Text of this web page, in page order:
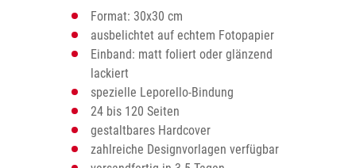
Format: 30x30 cm
ausbelichtet auf echtem Fotopapier
Einband: matt foliert oder glänzend
lackiert
spezielle Leporello-Bindung
24 bis 120 Seiten
gestaltbares Hardcover
zahlreiche Designvorlagen verfügbar